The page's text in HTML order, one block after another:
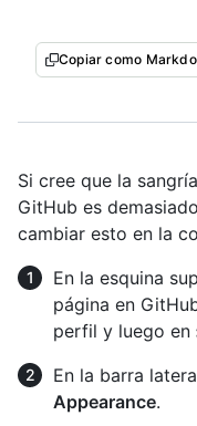
Copiar como
Si cree que la
GitHub es
cambiar esto en la
En la esquina
página en
perfil y luego en
En la barra
Appearance.